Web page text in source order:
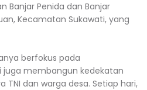
Banjar Penida dan Banjar
Kecamatan Sukawati, yang
berfokus pada
membangun kedekatan
TNI dan warga desa. Setiap hari,